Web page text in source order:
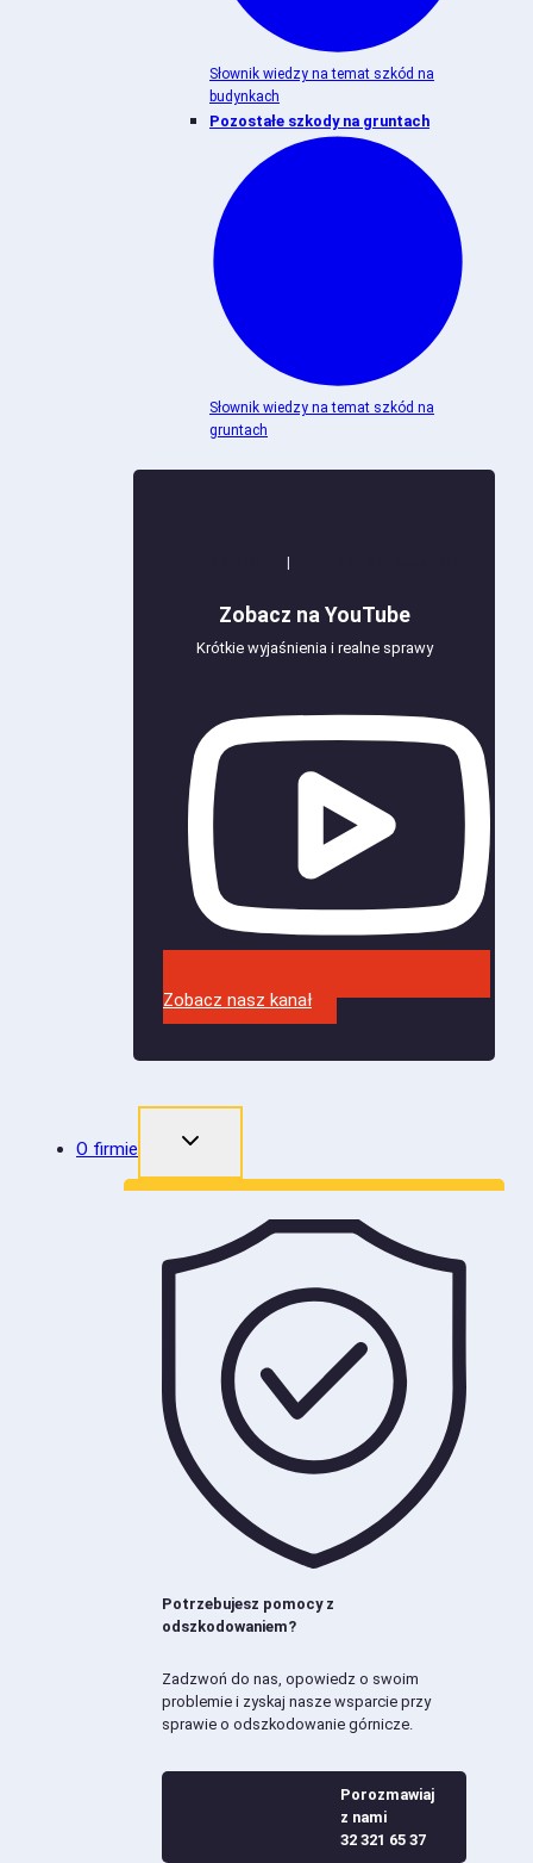
Słownik wiedzy na temat szkód na
budynkach
Pozostałe szkody na gruntach
Słownik wiedzy na temat szkód na
gruntach
Zobacz na YouTube
Krótkie wyjaśnienia i realne sprawy
Zobacz nasz kanał
O firmie
Potrzebujesz pomocy z
odszkodowaniem?
Zadzwoń do nas, opowiedz o swoim
problemie i zyskaj nasze wsparcie przy
sprawie o odszkodowanie górnicze.
Porozmawiaj
z nami
32 321 65 37